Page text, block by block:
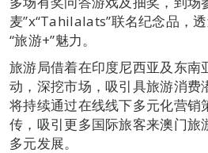
麦”x“Tahilalats”联名纪念品，
“旅游+”魅力。
旅游局借着在印度尼西亚及东南
动，深挖市场，吸引具旅游消费
将持续通过在线线下多元化营销
传，吸引更多国际旅客来澳门旅
多元发展。